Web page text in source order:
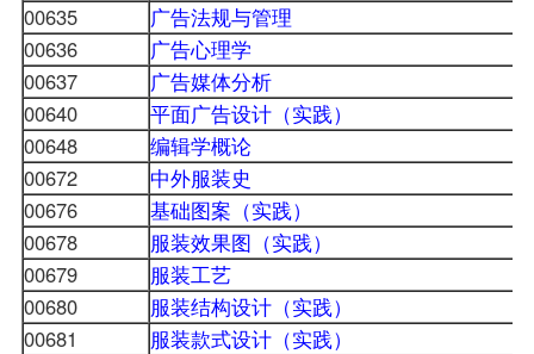
00635
广告法规与管理
00636
广告心理学
00637
广告媒体分析
00640
平面广告设计（实践）
00648
编辑学概论
00672
中外服装史
00676
基础图案（实践）
00678
服装效果图（实践）
00679
服装工艺
00680
服装结构设计（实践）
00681
服装款式设计（实践）